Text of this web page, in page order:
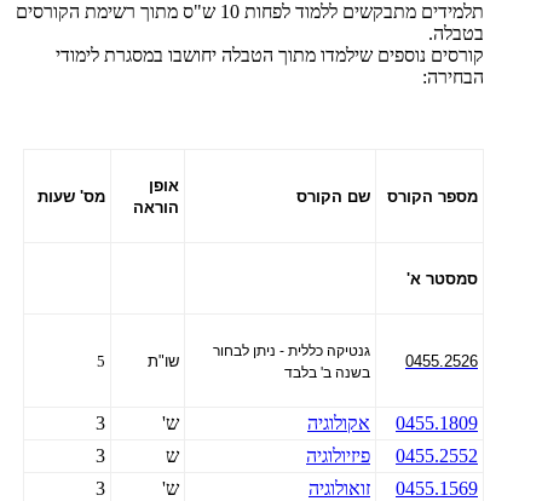
תלמידים מתבקשים ללמוד לפחות 10 ש"ס מתוך רשימת הקורסים
בטבלה.
קורסים נוספים שילמדו מתוך הטבלה יחושבו במסגרת לימודי
הבחירה:
מס' שעות
אופן
הוראה
שם הקורס מספר הקורס
סמסטר א'
5 שו"ת
גנטיקה כללית - ניתן לבחור
בשנה ב' בלבד
0455.2526
3 ש' אקולוגיה
0455.1809
3
ש פיזיולוגיה
0455.2552
3
ש' זואולוגיה
0455.1569